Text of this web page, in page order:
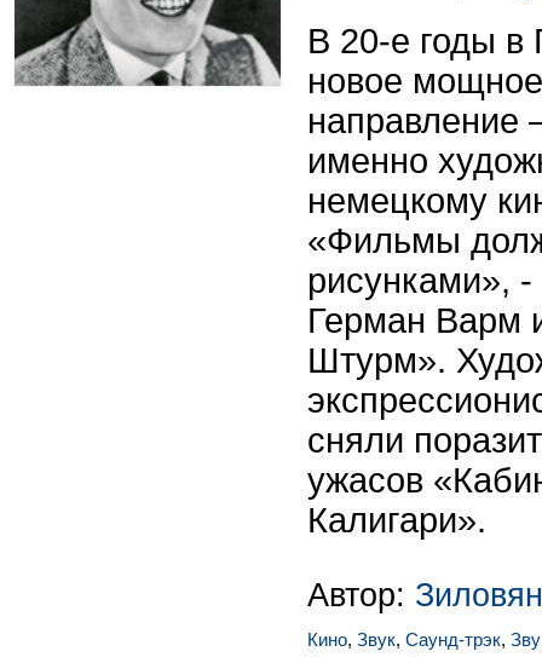
В 20-е годы в
новое
направление
именно
немецкому
«Фильмы
рисунками», -
Герман Варм
Штурм».
сняли
ужасов
Калигари».
Автор:
Кино, Звук, Саунд-трэк,